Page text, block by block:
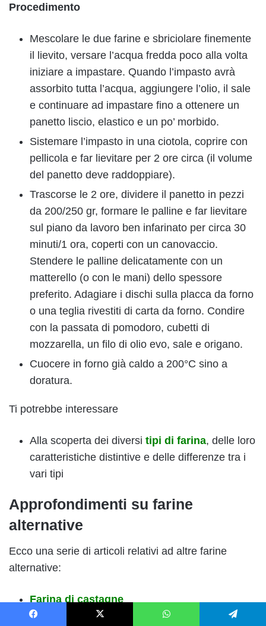
Procedimento
Mescolare le due farine e sbriciolare finemente
il lievito, versare l’acqua fredda poco alla volta
iniziare a impastare. Quando l’impasto avrà
assorbito tutta l’acqua, aggiungere l’olio, il sale
e continuare ad impastare fino a ottenere un
panetto liscio, elastico e un po’ morbido.
Sistemare l’impasto in una ciotola, coprire con
pellicola e far lievitare per 2 ore circa (il volume
del panetto deve raddoppiare).
Trascorse le 2 ore, dividere il panetto in pezzi
da 200/250 gr, formare le palline e far lievitare
sul piano da lavoro ben infarinato per circa 30
minuti/1 ora, coperti con un canovaccio.
Stendere le palline delicatamente con un
matterello (o con le mani) dello spessore
preferito. Adagiare i dischi sulla placca da forno
o una teglia rivestiti di carta da forno. Condire
con la passata di pomodoro, cubetti di
mozzarella, un filo di olio evo, sale e origano.
Cuocere in forno già caldo a 200°C sino a
doratura.
Ti potrebbe interessare
Alla scoperta dei diversi tipi di farina, delle loro
caratteristiche distintive e delle differenze tra i
vari tipi
Approfondimenti su farine
alternative
Ecco una serie di articoli relativi ad altre farine
alternative:
Farina di castagne
Farina di teff